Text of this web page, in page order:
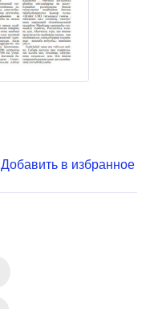
Добавить в избранное